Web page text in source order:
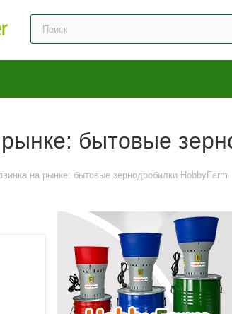
бытовые
на рынке: бытовые зернодробилки HobbyFarm